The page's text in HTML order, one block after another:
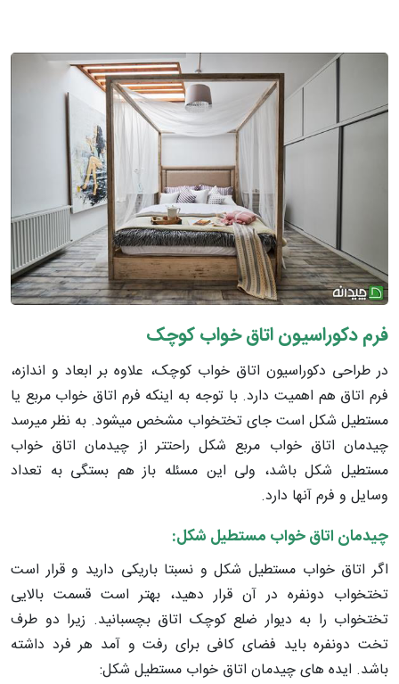
فرم دکوراسیون اتاق خواب کوچک
در طراحی دکوراسیون اتاق خواب کوچک، علاوه بر ابعاد و اندازه،
فرم اتاق هم اهمیت دارد. با توجه به اینکه فرم اتاق خواب مربع یا
مستطیل شکل است جای تختخواب مشخص می­شود. به نظر می­رسد
چیدمان اتاق خواب مربع شکل راحت­تر از چیدمان اتاق خواب
مستطیل شکل باشد، ولی این مسئله باز هم بستگی به تعداد
وسایل و فرم آنها دارد.
چیدمان اتاق خواب مستطیل شکل:
اگر اتاق خواب مستطیل شکل و نسبتا باریکی دارید و قرار است
تختخواب دونفره در آن قرار دهید، بهتر است قسمت بالایی
تختخواب را به دیوار ضلع کوچک اتاق بچسبانید. زیرا دو طرف
تخت دونفره باید فضای کافی برای رفت و آمد هر فرد داشته
باشد. ایده­ های چیدمان اتاق خواب مستطیل شکل: